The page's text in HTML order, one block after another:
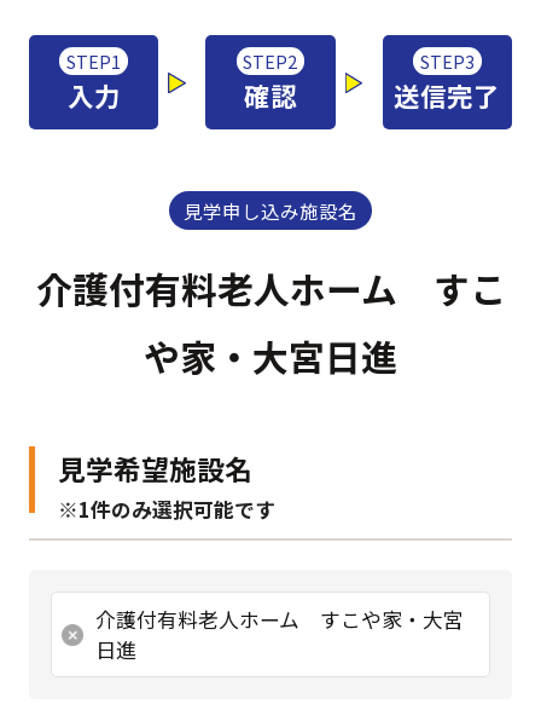
STEP1
入力
STEP2
確認
STEP3
送信完了
見学申し込み施設名
介護付有料老人ホーム すこ
や家・大宮日進
見学希望施設名
※1件のみ選択可能です
介護付有料老人ホーム すこや家・大宮
日進